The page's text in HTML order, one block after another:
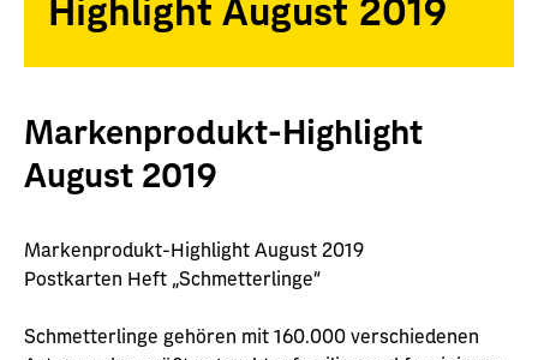
Highlight August 2019
Markenprodukt-Highlight
August 2019
Markenprodukt-Highlight August 2019
Postkarten Heft „Schmetterlinge“
Schmetterlinge gehören mit 160.000 verschiedenen